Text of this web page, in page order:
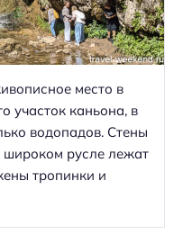
место в
участок каньона, в
водопадов. Стены
широком русле лежат
тропинки и